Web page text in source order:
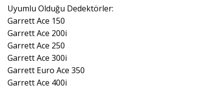
Uyumlu Olduğu Dedektörler:
Garrett Ace 150
Garrett Ace 200i
Garrett Ace 250
Garrett Ace 300i
Garrett Euro Ace 350
Garrett Ace 400i